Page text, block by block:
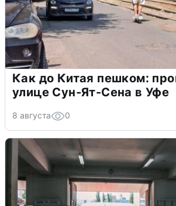
Как до Китая пешком:
улице Сун-Ят-Сена в Уфе
8 августа 0